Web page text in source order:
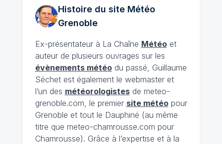
Histoire du site Météo
Grenoble
Ex-présentateur à La Chaîne Météoet
auteur de plusieurs ouvrages sur les
évènements météodu passé, Guillaume
Séchet est également le webmaster et
l’un des météorologistesde meteo-
grenoble.com, le premier site météopour
Grenoble et tout le Dauphiné (au même
titre que meteo-chamrousse.com pour
Chamrousse). Grâce à l’expertise et à la